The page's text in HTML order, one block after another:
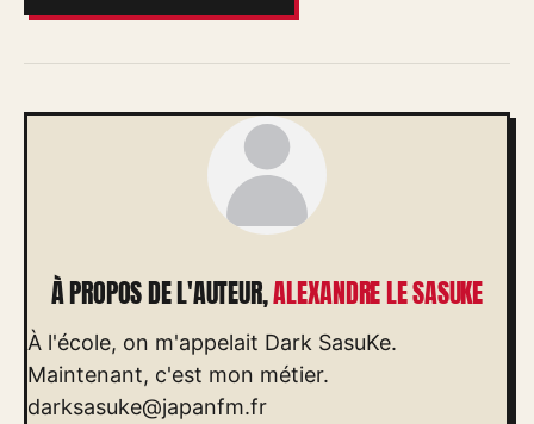
À PROPOS DE L'AUTEUR,ALEXANDRE LE SASUKE
À l'école, on m'appelait Dark SasuKe.
Maintenant, c'est mon métier.
darksasuke@japanfm.fr